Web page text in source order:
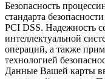
Безопасность
стандарта
PCI DSS. Надежность
интеллектуальной
операций, а также
технологией
Данные Вашей карты